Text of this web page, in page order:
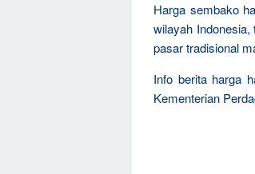
Harga sembako
wilayah
pasar tradisional
Info berita harga
Kementerian